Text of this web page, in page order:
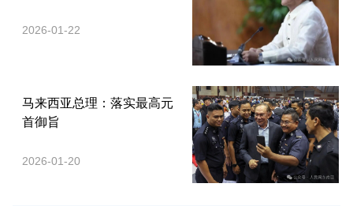
2026-01-22
马来西亚总理：落实最高元
首御旨
2026-01-20